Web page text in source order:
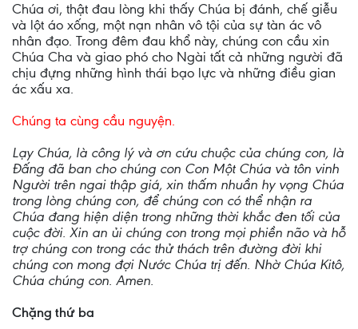
Chúa ơi, thật đau lòng khi thấy Chúa bị đánh, chế giễu
và lột áo xống, một nạn nhân vô tội của sự tàn ác vô
nhân đạo. Trong đêm đau khổ này, chúng con cầu xin
Chúa Cha và giao phó cho Ngài tất cả những người đã
chịu đựng những hình thái bạo lực và những điều gian
ác xấu xa.
Chúng ta cùng cầu nguyện.
Lạy Chúa, là công lý và ơn cứu chuộc của chúng con, là
Đấng đã ban cho chúng con Con Một Chúa và tôn vinh
Người trên ngai thập giá, xin thấm nhuần hy vọng Chúa
trong lòng chúng con, để chúng con có thể nhận ra
Chúa đang hiện diện trong những thời khắc đen tối của
cuộc đời. Xin an ủi chúng con trong mọi phiền não và hỗ
trợ chúng con trong các thử thách trên đường đời khi
chúng con mong đợi Nước Chúa trị đến. Nhờ Chúa Kitô,
Chúa chúng con. Amen.
Chặng thứ ba